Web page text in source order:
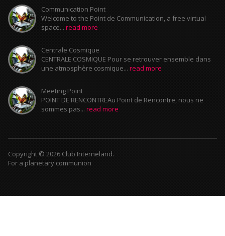
Communication Point
Welcome to the Point de Communication, a free virtual
space... read more
Centrale Cosmique
CENTRALE COSMIQUE Pour se retrouver ensemble dans
une atmosphère cosmique... read more
Meeting Point
POINT DE RENCONTREAu Point de Rencontre, nous ne
sommes pas... read more
Copyright © 2026 Club Interneland.
For a planetary communion